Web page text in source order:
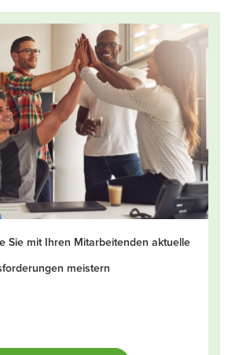
Sie mit Ihren Mitarbeitenden aktuelle
meistern